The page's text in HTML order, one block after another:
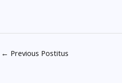
← Previous Postitus